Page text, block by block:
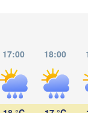
17:00 18:00